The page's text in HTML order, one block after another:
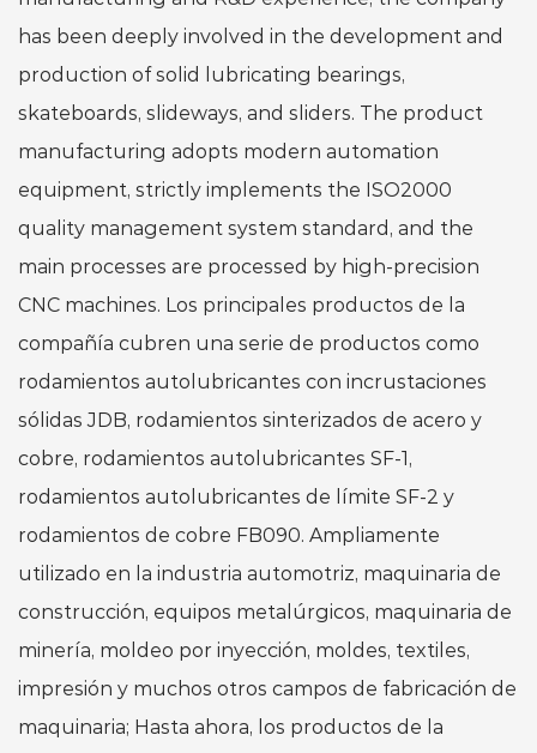
has been deeply involved in the development and
production of solid lubricating bearings,
skateboards, slideways, and sliders. The product
manufacturing adopts modern automation
equipment, strictly implements the ISO2000
quality management system standard, and the
main processes are processed by high-precision
CNC machines. Los principales productos de la
compañía cubren una serie de productos como
rodamientos autolubricantes con incrustaciones
sólidas JDB, rodamientos sinterizados de acero y
cobre, rodamientos autolubricantes SF-1,
rodamientos autolubricantes de límite SF-2 y
rodamientos de cobre FB090. Ampliamente
utilizado en la industria automotriz, maquinaria de
construcción, equipos metalúrgicos, maquinaria de
minería, moldeo por inyección, moldes, textiles,
impresión y muchos otros campos de fabricación de
maquinaria; Hasta ahora, los productos de la